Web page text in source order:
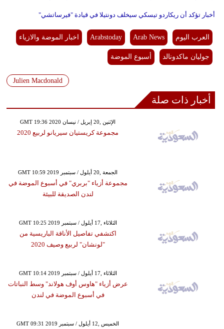
أخبار تؤكد أن ريكاردو تيسكي سيخلف دونتيلا في قيادة "فيرساتشي"
العرب اليوم Arab News
Arabstoday اخبار الموضة والازياء
جوليان ماكدونالد أسبوع الموضة
Julien Macdonald
أخبار ذات صلة
GMT 19:36 2020 الإثنين ,20 إبريل / نيسان
مجموعة كريستيان سيريانو لربيع 2020
GMT 10:59 2019 الجمعة ,20 أيلول / سبتمبر
مجموعة أزياء "بربري" في أسبوع الموضة في
لندن الصديقة للبيئة
GMT 10:25 2019 الثلاثاء ,17 أيلول / سبتمبر
اكتشفي تفاصيل الأناقة الباريسية من
"لونشان" لربيع وصيف 2020
GMT 10:14 2019 الثلاثاء ,17 أيلول / سبتمبر
عرض أزياء "هاوس أوف هولاند" وسط النباتات
في أسبوع الموضة في لندن
GMT 09:31 2019 الخميس ,12 أيلول / سبتمبر